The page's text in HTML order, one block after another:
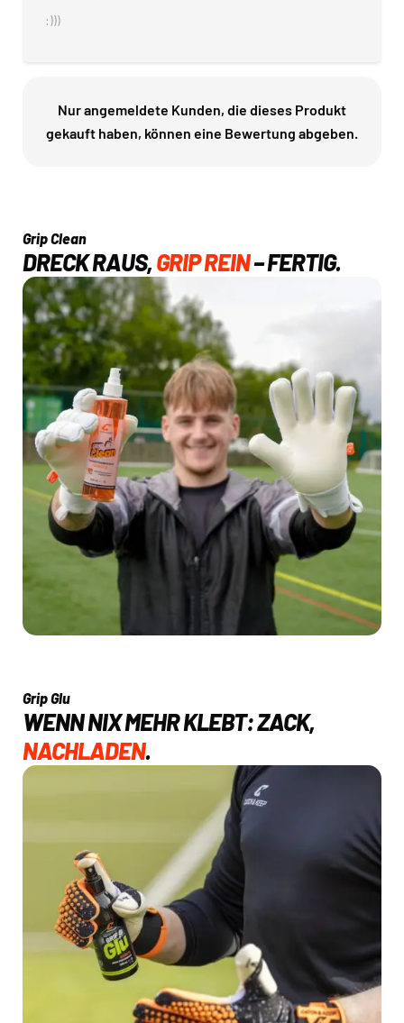
:)))
Nur angemeldete Kunden, die dieses Produkt
gekauft haben, können eine Bewertung abgeben.
Grip Clean
DRECK RAUS,GRIP REIN– FERTIG.
Grip Glu
WENN NIX MEHR KLEBT: ZACK,
NACHLADEN.